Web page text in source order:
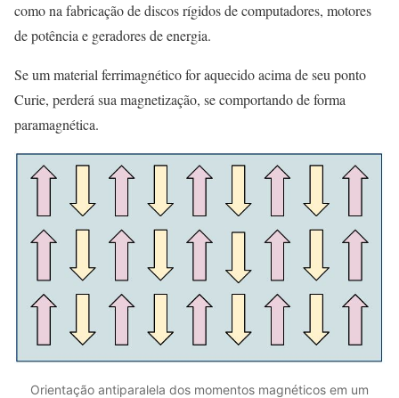
como na fabricação de discos rígidos de computadores, motores
de potência e geradores de energia.
Se um material ferrimagnético for aquecido acima de seu ponto
Curie, perderá sua magnetização, se comportando de forma
paramagnética.
Orientação antiparalela dos momentos magnéticos em um